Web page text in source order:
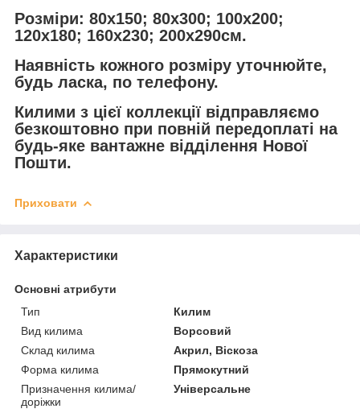
Розміри: 80x150; 80х300; 100x200;
120х180; 160х230; 200х290см.
Наявність кожного розміру уточнюйте,
будь ласка, по телефону.
Килими з цієї коллекції відправляємо
безкоштовно при повній передоплаті на
будь-яке вантажне відділення Нової
Пошти.
Приховати
Характеристики
Основні атрибути
Тип
Килим
Вид килима
Ворсовий
Склад килима
Акрил, Віскоза
Форма килима
Прямокутний
Призначення килима/
доріжки
Універсальне